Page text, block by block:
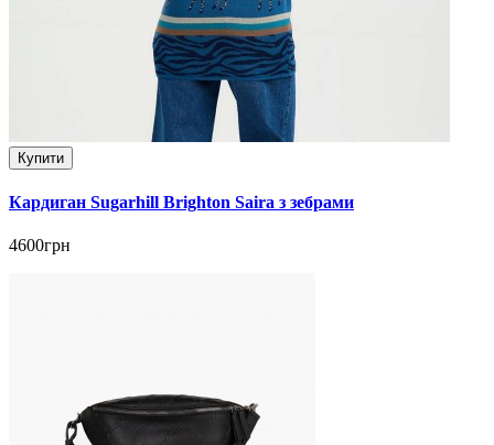
Купити
Кардиган Sugarhill Brighton Saira з зебрами
4600грн